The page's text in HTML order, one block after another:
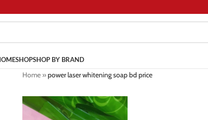
SHOPSHOP BY BRAND
Home»power laser whitening soap bd price